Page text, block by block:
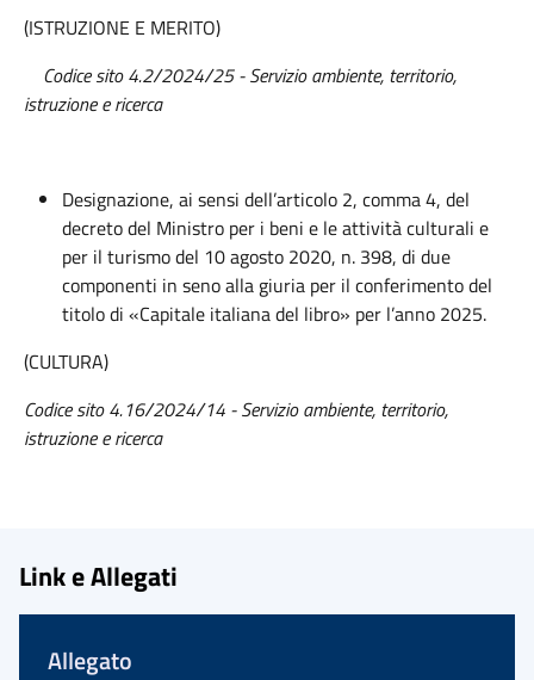
(ISTRUZIONE E MERITO)
Codice sito 4.2/2024/25 - Servizio ambiente, territorio,
istruzione e ricerca
Designazione, ai sensi dell’articolo 2, comma 4, del
decreto del Ministro per i beni e le attività culturali e
per il turismo del 10 agosto 2020, n. 398, di due
componenti in seno alla giuria per il conferimento del
titolo di «Capitale italiana del libro» per l’anno 2025.
(CULTURA)
Codice sito 4.16/2024/14 - Servizio ambiente, territorio,
istruzione e ricerca
Link e Allegati
Allegato